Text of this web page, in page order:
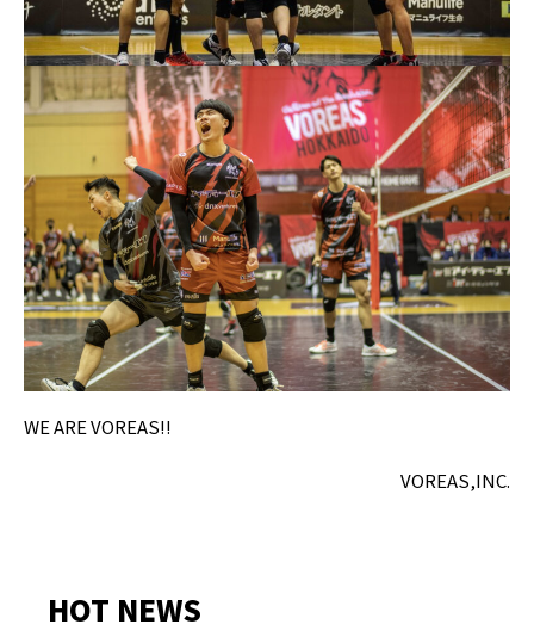
WE ARE VOREAS!!
VOREAS,INC.
HOT NEWS